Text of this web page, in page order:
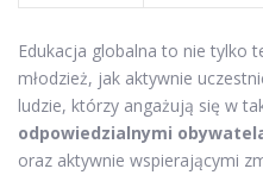
Edukacja globalna to nie tylko
młodzież, jak aktywnie
ludzie, którzy angażują się w
odpowiedzialnymi
oraz aktywnie wspierającymi